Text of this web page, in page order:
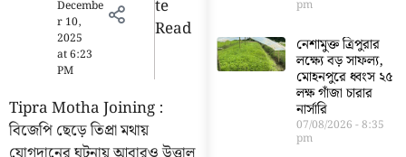
Decembe
r 10,
2025
at6:23
PM
Te
Read
Tipra Motha Joining :
বিজেপি ছেড়ে তিপ্রা মথায়
pm
নেশামুক্ত ত্রিপুরার
লক্ষ্যে বড় সাফল্য,
মোহনপুরে ধ্বংস ২৫
লক্ষ গাঁজা চারার
নার্সারি
07/08/2026 8:35
pm